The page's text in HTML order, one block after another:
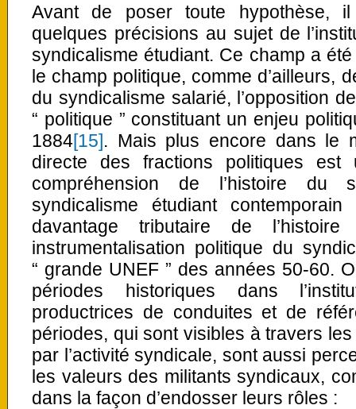
Avant de poser toute hypothèse, il
quelques précisions au sujet de
syndicalisme étudiant. Ce champ a
le champ politique, comme d’ailleurs,
du syndicalisme salarié, l’opposition
“ politique ” constituant un enjeu
1884[15]. Mais plus encore dans le
directe des fractions politiques
compréhension de l’histoire du
syndicalisme étudiant contemporain
davantage tributaire de
instrumentalisation politique du
“ grande UNEF ” des années 50-60.
périodes historiques dans
productrices de conduites et de
périodes, qui sont visibles à travers
par l’activité syndicale, sont aussi
les valeurs des militants syndicaux,
dans la façon d’endosser leurs rôles :